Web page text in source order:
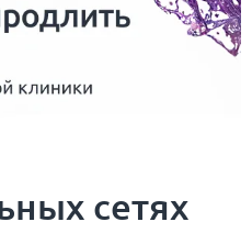
сетях